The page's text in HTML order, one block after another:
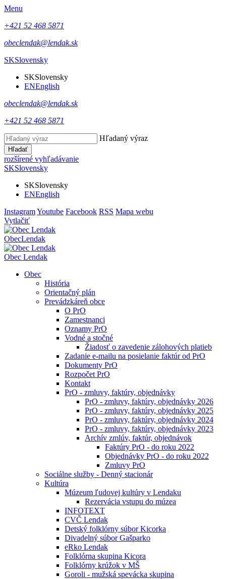
Menu
+421 52 468 5871
obeclendak@lendak.sk
SKSlovensky
SKSlovensky
ENEnglish
obeclendak@lendak.sk
+421 52 468 5871
Hľadaný výraz
Hľadať
rozšírené vyhľadávanie
SKSlovensky
SKSlovensky
ENEnglish
InstagramYoutube Facebook RSS Mapa webu
Vytlačiť
ObecLendak
Obec Lendak
Obec
História
Orientačný plán
Prevádzkáreň obce
O PrO
Zamestnanci
Oznamy PrO
Vodné a stočné
Žiadosť o zavedenie zálohových platieb
Zadanie e-mailu na posielanie faktúr od PrO
Dokumenty PrO
Rozpočet PrO
Kontakt
PrO - zmluvy, faktúry, objednávky
PrO - zmluvy, faktúry, objednávky 2026
PrO - zmluvy, faktúry, objednávky 2025
PrO - zmluvy, faktúry, objednávky 2024
PrO - zmluvy, faktúry, objednávky 2023
Archív zmlúv, faktúr, objednávok
Faktúry PrO - do roku 2022
Objednávky PrO - do roku 2022
Zmluvy PrO
Sociálne služby - Denný stacionár
Kultúra
Múzeum ľudovej kultúry v Lendaku
Rezervácia vstupu do múzea
INFOTEXT
CVČ Lendak
Detský folklórny súbor Kicorka
Divadelný súbor Gašparko
eRko Lendak
Folklórna skupina Kicora
Folklórny krúžok v MŠ
Goroli - mužská spevácka skupina